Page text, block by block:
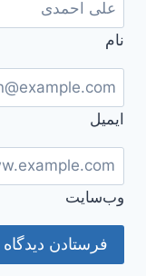
نام
ایمیل
وب‌سایت